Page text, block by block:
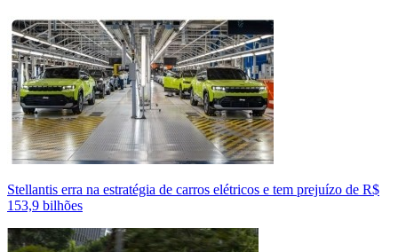
Stellantis erra na estratégia de carros elétricos e tem prejuízo de R$
153,9 bilhões